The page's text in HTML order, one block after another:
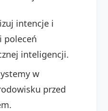
intencje i
poleceń
inteligencji.
w
przed